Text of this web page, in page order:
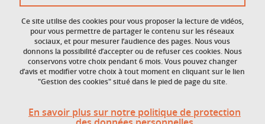
Données personnelles
Gestion des cookies
Mentions légales
Plan du site
Ce site utilise des cookies pour vous proposer la lecture de vidéos,
pour vous permettre de partager le contenu sur les réseaux
sociaux, et pour mesurer l’audience des pages. Nous vous
donnons la possibilité d’accepter ou de refuser ces cookies. Nous
conservons votre choix pendant 6 mois. Vous pouvez changer
d’avis et modifier votre choix à tout moment en cliquant sur le lien
"Gestion des cookies" situé dans le pied de page du site.
En savoir plus sur notre politique de protection